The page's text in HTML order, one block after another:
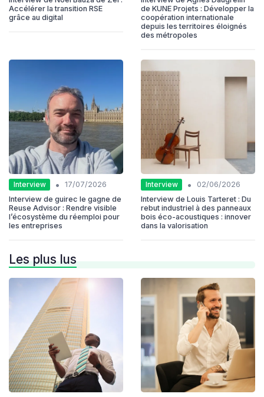
Accélérer la transition RSE
grâce au digital
de KUNE Projets : Développer la
coopération internationale
depuis les territoires éloignés
des métropoles
Interview •
17/07/2026
Interview de guirec le gagne de
Reuse Advisor : Rendre visible
l’écosystème du réemploi pour
les entreprises
Interview •
02/06/2026
Interview de Louis Tarteret : Du
rebut industriel à des panneaux
bois éco-acoustiques : innover
dans la valorisation
Les plus lus